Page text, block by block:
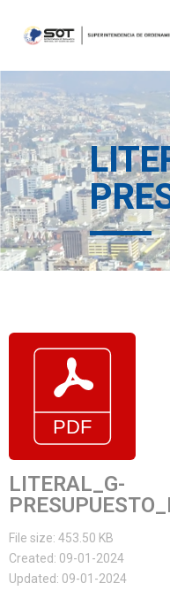
LITERAL_G-
File size: 453.50 KB
Created: 09-01-2024
Updated: 09-01-2024